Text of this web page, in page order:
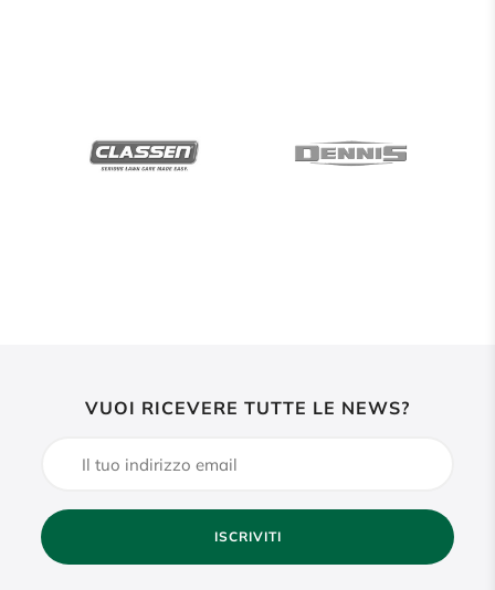
VUOI RICEVERE TUTTE LE NEWS?
ISCRIVITI